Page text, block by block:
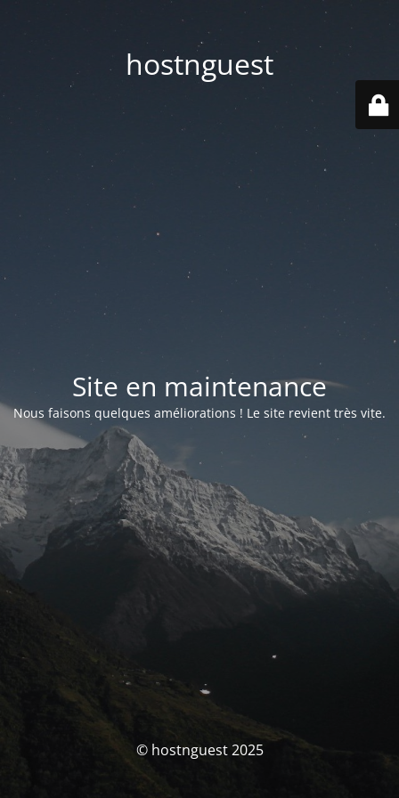
hostnguest
Site en maintenance
Nous faisons quelques améliorations ! Le site revient très vite.
© hostnguest 2025